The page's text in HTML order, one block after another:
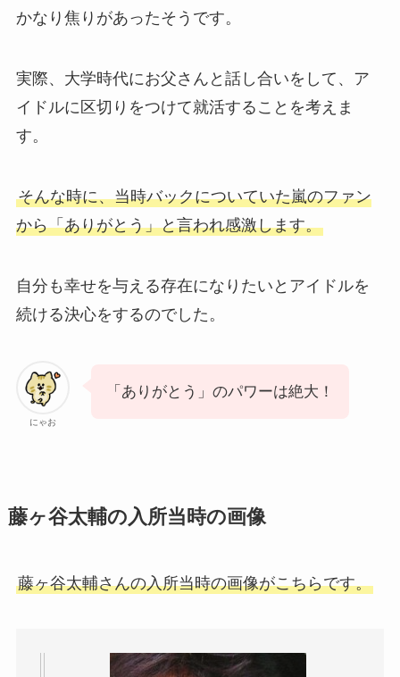
かなり焦りがあったそうです。
実際、大学時代にお父さんと話し合いをして、ア
イドルに区切りをつけて就活することを考えま
す。
そんな時に、当時バックについていた嵐のファン
から「ありがとう」と言われ感激します。
自分も幸せを与える存在になりたいとアイドルを
続ける決心をするのでした。
にゃお
「ありがとう」のパワーは絶大！
藤ヶ谷太輔の入所当時の画像
藤ヶ谷太輔さんの入所当時の画像がこちらです。